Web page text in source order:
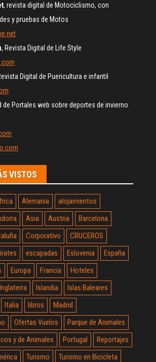
, revista digital de Motociclismo, con
y pruebas de Motos
, Revista Digital de Life Style
Digital de Puericultura e infantil
de Portales web sobre deportes de invierno
VISTOS
Alemania
alojamientos
Asia Austria
Barcelona
Corporativo
CRUCEROS
escapadas Eslovenia
España
Europa Francia
Hoteles
Inglaterra Islandia
Islas Baleares
Italia libros
Madrid
Ofertas Vuelos
Parque de Animales
y de Animales
Portugal
Reportajes
Turismo
Turismo en Bicicleta